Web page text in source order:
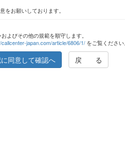
をお願いしております。
よびその他の規範を順守します。
japan.com/article/6806/1/ をご覧くださ
に同意して確認へ 戻 る